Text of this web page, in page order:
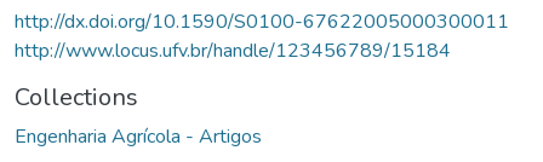
http://dx.doi.org/10.1590/S0100-67622005000300011
http://www.locus.ufv.br/handle/123456789/15184
Collections
Engenharia Agrícola - Artigos